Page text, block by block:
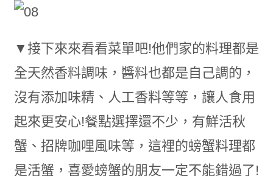
▼接下來來看看菜單吧!他們家的料理都是
全天然香料調味，醬料也都是自己調的，
沒有添加味精、人工香料等等，讓人食用
起來更安心!餐點選擇還不少，有鮮活秋
蟹、招牌咖哩風味等，這裡的螃蟹料理都
是活蟹，喜愛螃蟹的朋友一定不能錯過了!